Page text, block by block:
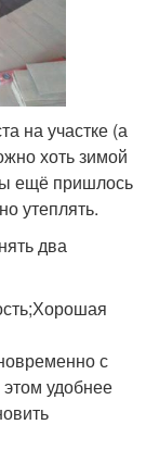
на участке (а
хоть зимой
ещё пришлось
утеплять.
два
с
удобнее